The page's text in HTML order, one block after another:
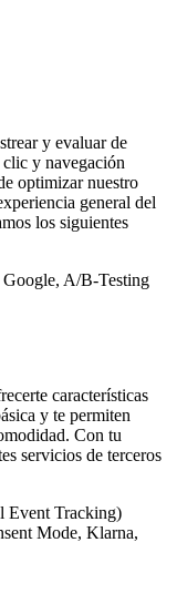
y evaluar de
y navegación
optimizar nuestro
general del
los siguientes
A/B-Testing
características
y te permiten
Con tu
servicios de terceros
Event Tracking)
Mode, Klarna,